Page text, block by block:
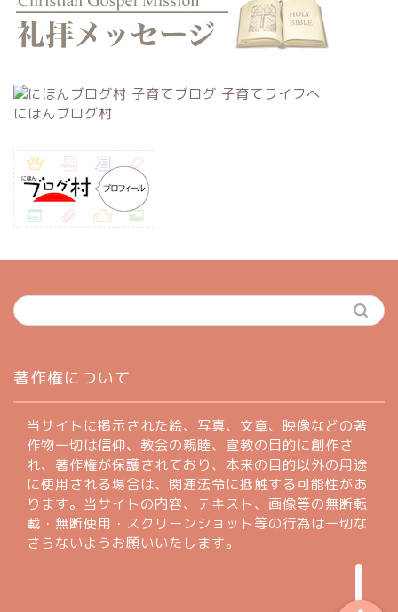
にほんブログ村
著作権について
当サイトに掲示された絵、写真、文章、映像などの著
作物一切は信仰、教会の親睦、宣教の目的に創作さ
れ、著作権が保護されており、本来の目的以外の用途
に使用される場合は、関連法令に抵触する可能性があ
ります。当サイトの内容、テキスト、画像等の無断転
載・無断使用・スクリーンショット等の行為は一切な
さらないようお願いいたします。
profile
著作権について
お問い合わせフォーム